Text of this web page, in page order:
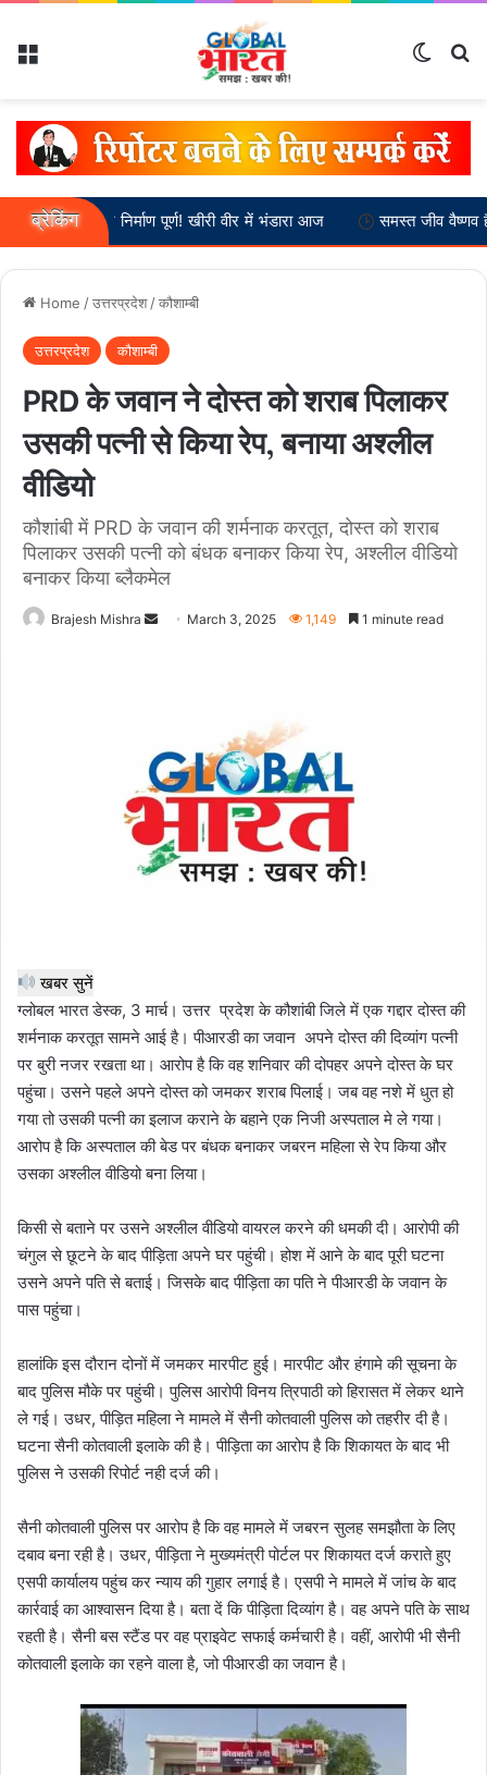
Menu
ब्रेकिंग
मंदिर निर्माण पूर्ण! खीरी वीर में भंडारा आज समस्त जीव वैष्णव हैं :-- स्वामी
Home /उत्तरप्रदेश /कौशाम्बी
उत्तरप्रदेश कौशाम्बी
PRD के जवान ने दोस्त को शराब पिलाकर
उसकी पत्नी से किया रेप, बनाया अश्लील
वीडियो
कौशांबी में PRD के जवान की शर्मनाक करतूत, दोस्त को शराब
पिलाकर उसकी पत्नी को बंधक बनाकर किया रेप, अश्लील वीडियो
बनाकर किया ब्लैकमेल
Brajesh Mishra
Send March 3, 2025 1,149 1 minute read
खबर सुनें
ग्लोबल भारत डेस्क, 3 मार्च। उत्तर प्रदेश के कौशांबी जिले में एक गद्दार दोस्त की
शर्मनाक करतूत सामने आई है। पीआरडी का जवान अपने दोस्त की दिव्यांग पत्नी
पर बुरी नजर रखता था। आरोप है कि वह शनिवार की दोपहर अपने दोस्त के घर
पहुंचा। उसने पहले अपने दोस्त को जमकर शराब पिलाई। जब वह नशे में धुत हो
गया तो उसकी पत्नी का इलाज कराने के बहाने एक निजी अस्पताल मे ले गया।
आरोप है कि अस्पताल की बेड पर बंधक बनाकर जबरन महिला से रेप किया और
उसका अश्लील वीडियो बना लिया।
किसी से बताने पर उसने अश्लील वीडियो वायरल करने की धमकी दी। आरोपी की
चंगुल से छूटने के बाद पीड़िता अपने घर पहुंची। होश में आने के बाद पूरी घटना
उसने अपने पति से बताई। जिसके बाद पीड़िता का पति ने पीआरडी के जवान के
पास पहुंचा।
हालांकि इस दौरान दोनों में जमकर मारपीट हुई। मारपीट और हंगामे की सूचना के
बाद पुलिस मौके पर पहुंची। पुलिस आरोपी विनय त्रिपाठी को हिरासत में लेकर थाने
ले गई। उधर, पीड़ित महिला ने मामले में सैनी कोतवाली पुलिस को तहरीर दी है।
घटना सैनी कोतवाली इलाके की है। पीड़िता का आरोप है कि शिकायत के बाद भी
पुलिस ने उसकी रिपोर्ट नही दर्ज की।
सैनी कोतवाली पुलिस पर आरोप है कि वह मामले में जबरन सुलह समझौता के लिए
दबाव बना रही है। उधर, पीड़िता ने मुख्यमंत्री पोर्टल पर शिकायत दर्ज कराते हुए
एसपी कार्यालय पहुंच कर न्याय की गुहार लगाई है। एसपी ने मामले में जांच के बाद
कार्रवाई का आश्वासन दिया है। बता दें कि पीड़िता दिव्यांग है। वह अपने पति के साथ
रहती है। सैनी बस स्टैंड पर वह प्राइवेट सफाई कर्मचारी है। वहीं, आरोपी भी सैनी
कोतवाली इलाके का रहने वाला है, जो पीआरडी का जवान है।